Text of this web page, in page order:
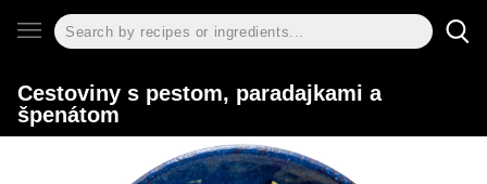
Cestoviny s pestom, paradajkami a
špenátom